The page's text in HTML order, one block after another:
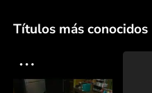
Títulos más conocidos